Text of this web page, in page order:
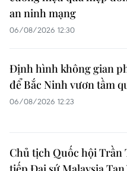
an ninh mạng
06/08/2026 12:30
Định hình không gian
để Bắc Ninh vươn tầm
06/08/2026 12:23
Chủ tịch Quốc hội Trần